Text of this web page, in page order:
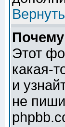
Этот
какая-
и
не